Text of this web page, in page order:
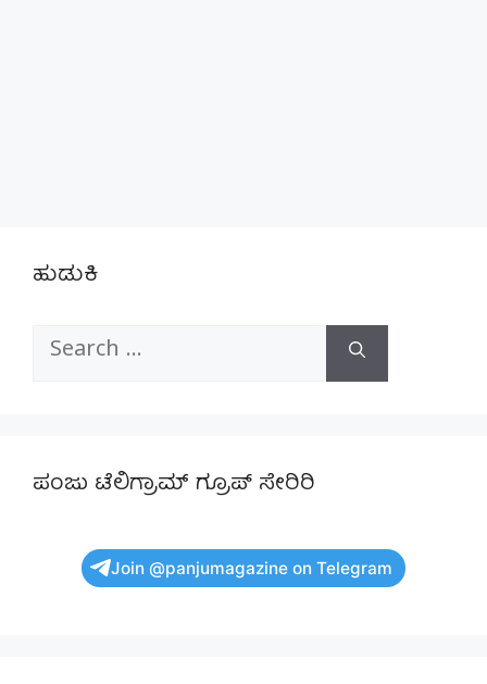
ಹುಡುಕಿ
Search
ಪಂಜು ಟೆಲಿಗ್ರಾಮ್ ಗ್ರೂಪ್ ಸೇರಿರಿ
Join @panjumagazine on Telegram